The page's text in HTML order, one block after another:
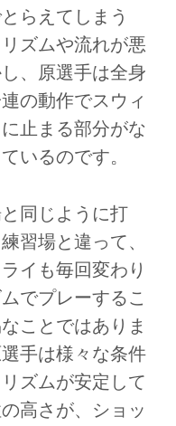
らえてしまう
ズムや流れが悪
、原選手は全身
の動作でスウィ
止まる部分がな
いるのです。
同じように打
習場と違って、
イも毎回変わり
でプレーするこ
ことではありま
手は様々な条件
ズムが安定して
高さが、ショッ